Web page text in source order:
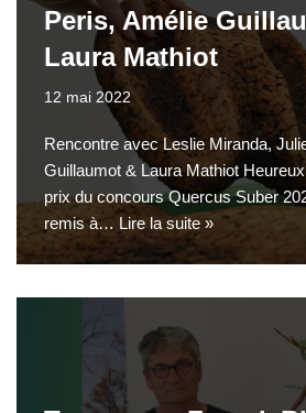
Peris, Amélie
Laura Mathiot
12 mai 2022
Rencontre avec Leslie Miranda,
Guillaumot & Laura Mathiot
prix du concours Quercus Suber
remis à… Lire la suite »